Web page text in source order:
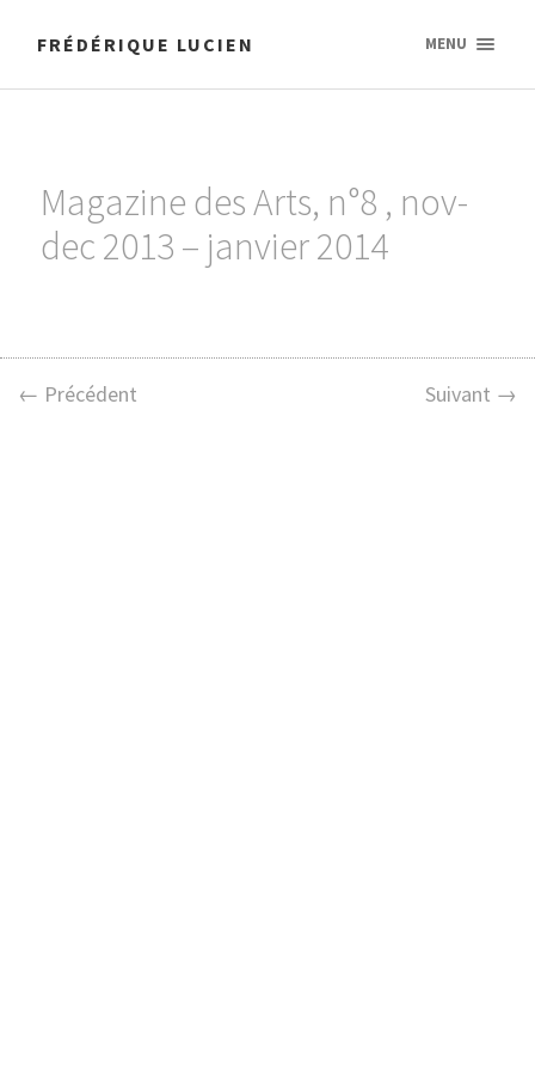
FRÉDÉRIQUE LUCIEN MENU
Magazine des Arts, n°8 , nov-
dec 2013 – janvier 2014
← Précédent Suivant →